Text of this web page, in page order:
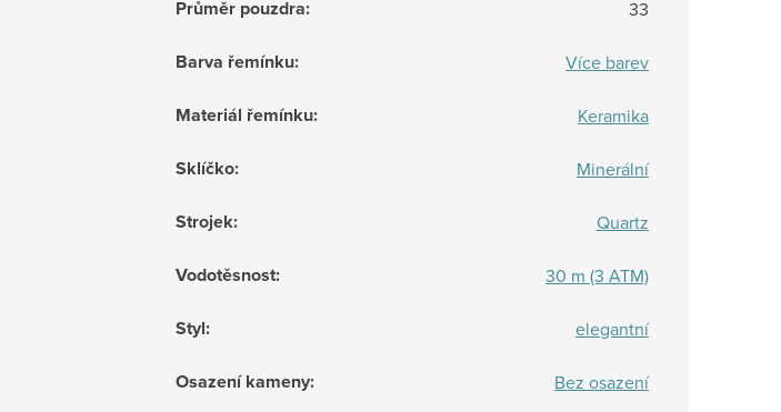
Průměr pouzdra: 33
Barva řemínku: Více barev
Materiál řemínku: Keramika
Sklíčko: Minerální
Strojek: Quartz
Vodotěsnost: 30 m (3 ATM)
Styl: elegantní
Osazení kameny: Bez osazení